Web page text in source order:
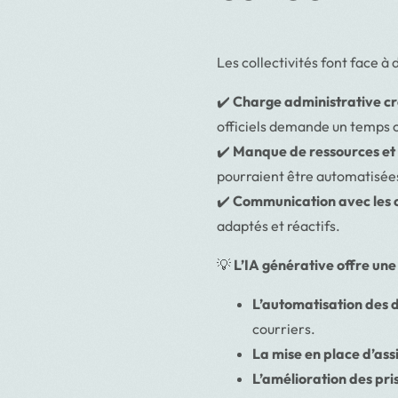
Les collectivités font face à
✔️ Charge administrative
officiels demande un temps
✔️ Manque de ressources
pourraient être
✔️ Communication avec les
adaptés et réactifs.
💡 L’IA générative offre
L’automatisation
courriers.
La mise en place
L’amélioration des